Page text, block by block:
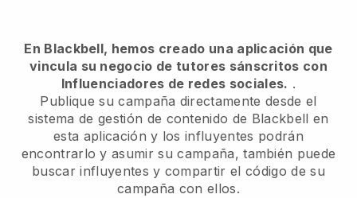
En Blackbell, hemos creado una aplicación que
vincula su negocio de tutores sánscritos con
Influenciadores de redes sociales. .
Publique su campaña directamente desde el
sistema de gestión de contenido de Blackbell en
esta aplicación y los influyentes podrán
encontrarlo y asumir su campaña, también puede
buscar influyentes y compartir el código de su
campaña con ellos.